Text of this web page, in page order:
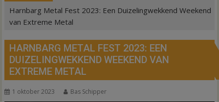
Harnbarg Metal Fest 2023: Een Duizelingwekkend Weekend
van Extreme Metal
HARNBARG METAL FEST 2023: EEN
DUIZELINGWEKKEND WEEKEND VAN
EXTREME METAL
1 oktober 2023 Bas Schipper